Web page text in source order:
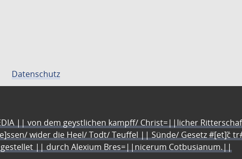
Datenschutz
|| von dem geystlichen kampff/ Christ=||licher
wider die Heel/ Todt/ Teuffel || Sünde/ Gesetz #[et]c̃
|| durch Alexium Bres=||nicerum Cotbusianum.||